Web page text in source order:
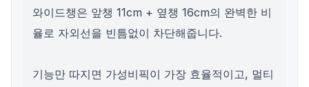
와이드챙은 앞챙 11cm + 옆챙 16cm의 완벽한 비
율로 자외선을 빈틈없이 차단해줍니다.
기능만 따지면 가성비픽이 가장 효율적이고, 멀티